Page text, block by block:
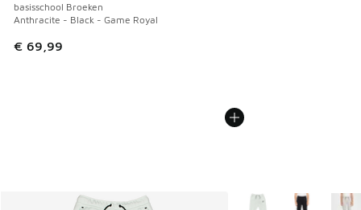
basisschool Broeken
Anthracite - Black - Game Royal
€ 69,99
Meer kleuren